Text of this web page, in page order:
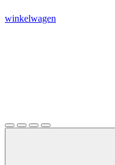
winkelwagen